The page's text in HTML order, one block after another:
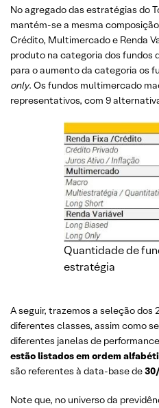
No agregado das estratégias do
mantém-se a mesma
Crédito, Multimercado e Renda
produto na categoria dos fundos
para o aumento da categoria os
only. Os fundos multimercado
representativos, com 9
Quantidade de
estratégia
A seguir, trazemos a seleção dos
diferentes classes, assim como
diferentes janelas de
estão listados em ordem
são referentes à data-base de
Note que, no universo da